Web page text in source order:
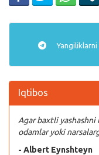
Yangiliklarni
Iqtibos
Agar baxtli yashashni
odamlar yoki
- Albert Eynshteyn